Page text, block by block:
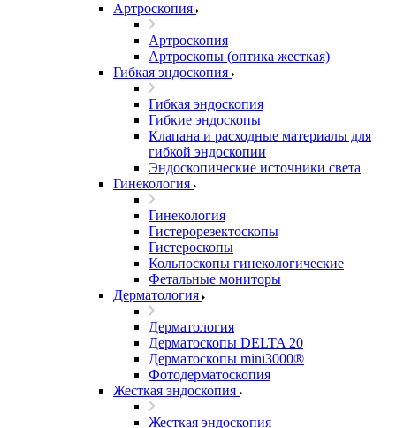
Артроскопия
Артроскопия
Артроскопы (оптика жесткая)
Гибкая эндоскопия
Гибкая эндоскопия
Гибкие эндоскопы
Клапана и расходные материалы для
гибкой эндоскопии
Эндоскопические источники света
Гинекология
Гинекология
Гистерорезектоскопы
Гистероскопы
Кольпоскопы гинекологические
Фетальные мониторы
Дерматология
Дерматология
Дерматоскопы DELTA 20
Дерматоскопы mini3000®
Фотодерматоскопия
Жесткая эндоскопия
Жесткая эндоскопия